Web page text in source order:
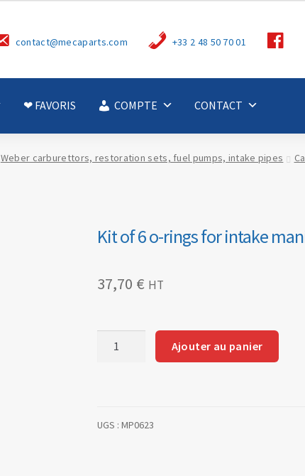
contact@mecaparts.com +33 2 48 50 70 01
e
❤ FAVORIS COMPTE CONTACT
Weber carburettors, restoration sets, fuel pumps, intake pipes
Kit of 6 o-rings for intake
37,70 € HT
o-
Ajouter au panier
UGS :MP0623